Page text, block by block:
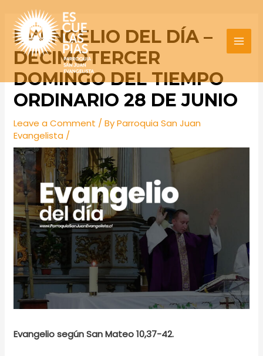
content
EVANGELIO DEL DÍA –
DECIMOTERCER
DOMINGO DEL TIEMPO
ORDINARIO 28 DE JUNIO
Leave a Comment / ByParroquia San Juan
Evangelista /
Evangelio según San Mateo 10,37-42.
Post
navigation